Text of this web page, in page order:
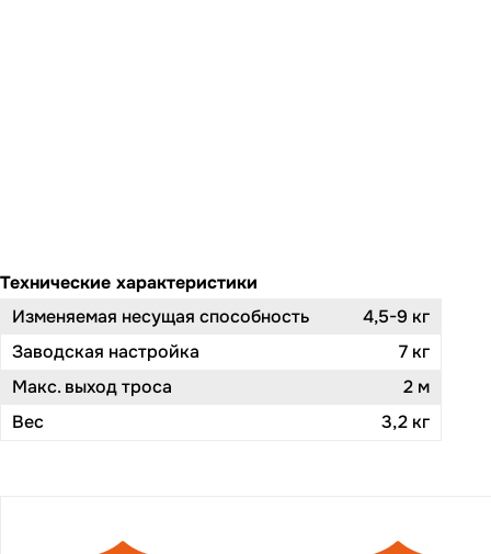
Технические характеристики
Изменяемая несущая способность
4,5-9 кг
Заводская настройка
7 кг
Макс. выход троса
2 м
Вес
3,2 кг